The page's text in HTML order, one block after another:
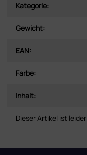
Kategorie:
Gewicht:
EAN:
Farbe:
Inhalt:
Dieser Artikel ist